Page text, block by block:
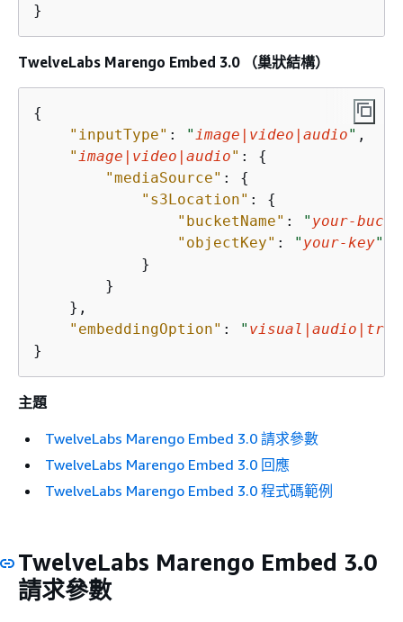
}
TwelveLabs Marengo Embed 3.0 （巢狀結構）
{
"inputType" : " image|video|audio" ,
" image|video|audio" : {
"mediaSource" : {
"s3Location" : {
"bucketName" : " your-
"objectKey" : " your-key"
            }
        }
    },
"embeddingOption" : "
}
主題
TwelveLabs Marengo Embed 3.0 請求參數
TwelveLabs Marengo Embed 3.0 回應
TwelveLabs Marengo Embed 3.0 程式碼範例
TwelveLabs Marengo Embed 3.0
請求參數